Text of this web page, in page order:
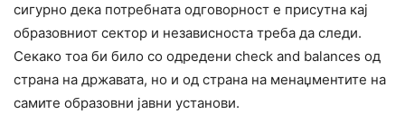
сигурно дека потребната одговорност е присутна кај
образовниот сектор и независноста треба да следи.
Секако тоа би било со одредени check and balances од
страна на државата, но и од страна на менаџментите на
самите образовни јавни установи.